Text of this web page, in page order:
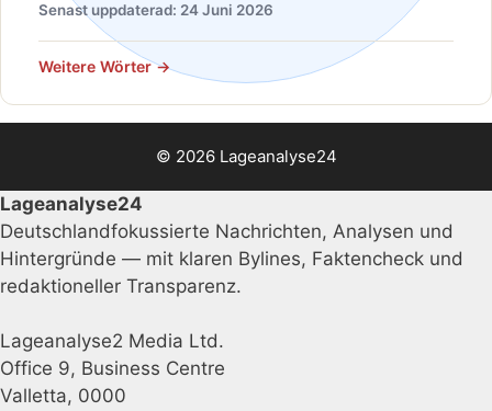
Senast uppdaterad: 24 Juni 2026
Weitere Wörter →
© 2026 Lageanalyse24
Lageanalyse24
Deutschlandfokussierte Nachrichten, Analysen und
Hintergründe — mit klaren Bylines, Faktencheck und
redaktioneller Transparenz.
Lageanalyse2 Media Ltd.
Office 9, Business Centre
Valletta, 0000